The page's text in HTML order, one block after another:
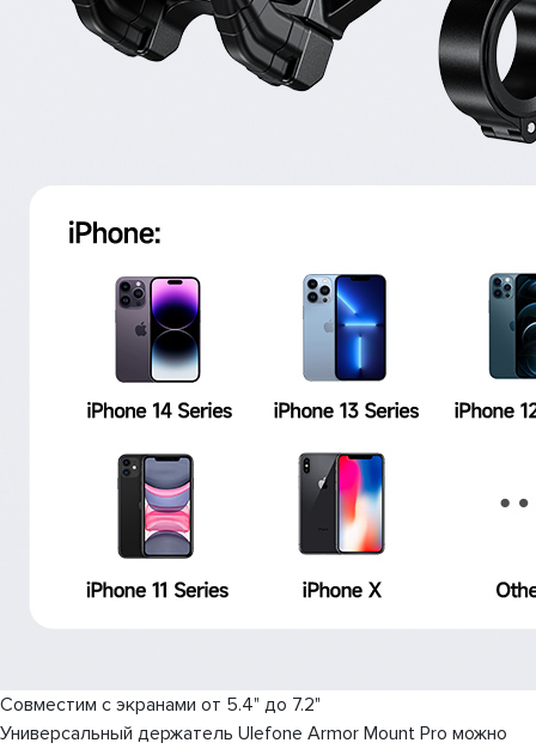
Совместим с экранами от 5.4" до 7.2"
Универсальный держатель Ulefone Armor Mount Pro можно